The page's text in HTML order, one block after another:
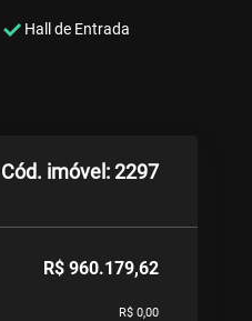
Hall de Entrada
Cód. imóvel: 2297
R$ 960.179,62
R$ 0,00